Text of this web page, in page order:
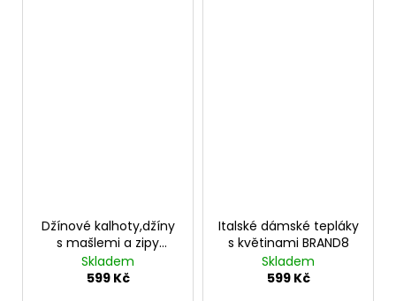
Džínové kalhoty,džíny
s mašlemi a zipy
K3653
Skladem
599 Kč
Italské dámské tepláky
s květinami BRAND8
Skladem
599 Kč